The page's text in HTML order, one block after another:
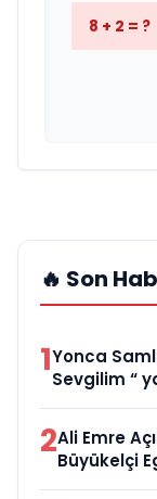
8 + 2 = ?
🔥 Son
1Yonca
Sevgilim “
2Ali Emre
Büyükelçi